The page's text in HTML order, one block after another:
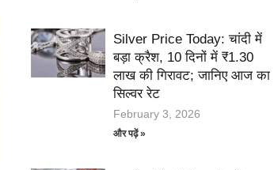
Silver Price Today: चांदी में
बड़ा क्रैश, 10 दिनों में ₹1.30
लाख की गिरावट; जानिए आज का
सिल्वर रेट
February 3, 2026
और पढ़ें »